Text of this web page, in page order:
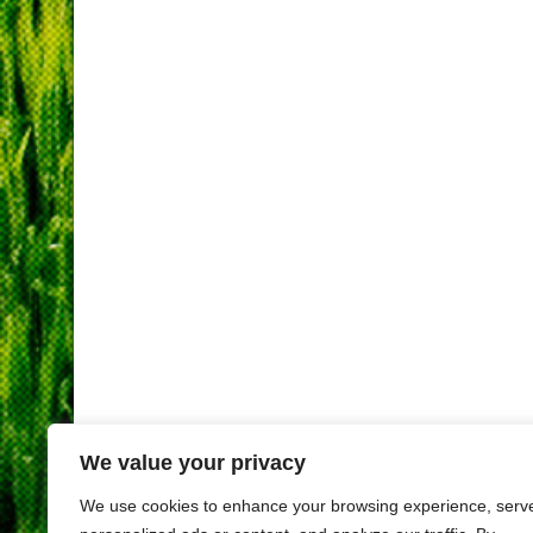
We value your privacy
We use cookies to enhance your browsing experience,